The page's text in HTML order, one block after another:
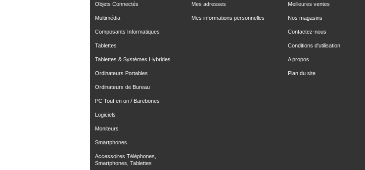
Objets Connectés
Multimédia
Composants Informatiques
Tablettes
Tablettes & Systèmes Hybrides
Ordinateurs Portables
Ordinateurs de Bureau
PC Tout en un / Barebones
Logiciels
Moniteurs
Smartphones
Accessoires Téléphones,
Smartphones, Tablettes
Mes adresses
Mes informations personnelles
Meilleures ventes
Nos magasins
Contactez-nous
Conditions d'utilisation
A propos
Plan du site